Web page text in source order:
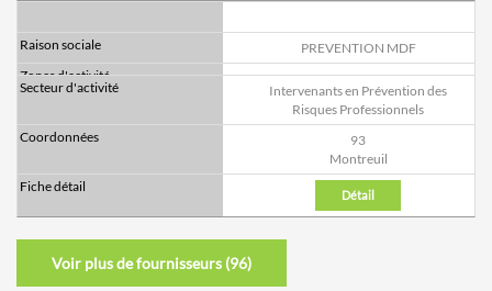
PREVENTION MDF
Intervenants en Prévention des
Risques Professionnels
93
Montreuil
Détail
Voir plus de fournisseurs (96)